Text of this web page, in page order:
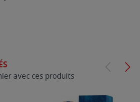
avec ces produits